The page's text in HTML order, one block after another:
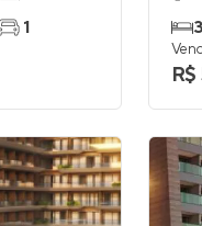
1
3